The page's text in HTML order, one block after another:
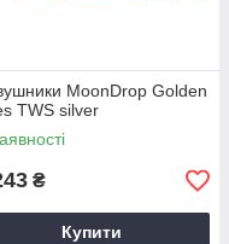
MoonDrop Golden
TWS silver
₴
Купити